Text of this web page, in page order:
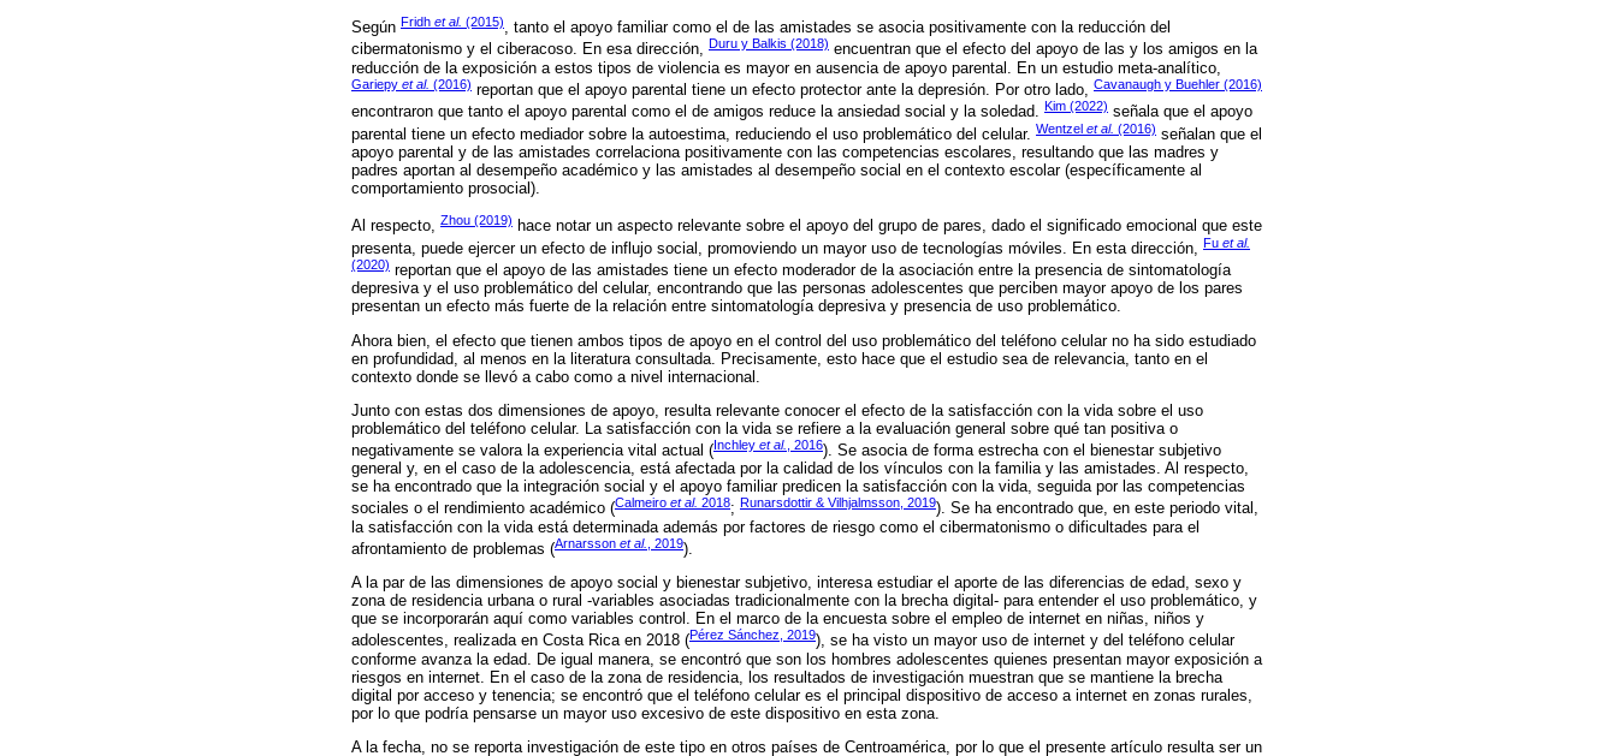
Según Fridh et al. (2015), tanto el apoyo familiar como el de las amistades se asocia positivamente con la reducción del
cibermatonismo y el ciberacoso. En esa dirección, Duru y Balkis (2018) encuentran que el efecto del apoyo de las y los amigos en la
reducción de la exposición a estos tipos de violencia es mayor en ausencia de apoyo parental. En un estudio meta-analítico,
Gariepy et al. (2016) reportan que el apoyo parental tiene un efecto protector ante la depresión. Por otro lado, Cavanaugh y Buehler (2016)
encontraron que tanto el apoyo parental como el de amigos reduce la ansiedad social y la soledad. Kim (2022) señala que el apoyo
parental tiene un efecto mediador sobre la autoestima, reduciendo el uso problemático del celular. Wentzel et al. (2016) señalan que el
apoyo parental y de las amistades correlaciona positivamente con las competencias escolares, resultando que las madres y
padres aportan al desempeño académico y las amistades al desempeño social en el contexto escolar (específicamente al
comportamiento prosocial).
Al respecto, Zhou (2019) hace notar un aspecto relevante sobre el apoyo del grupo de pares, dado el significado emocional que este
presenta, puede ejercer un efecto de influjo social, promoviendo un mayor uso de tecnologías móviles. En esta dirección, Fu et al.
(2020) reportan que el apoyo de las amistades tiene un efecto moderador de la asociación entre la presencia de sintomatología
depresiva y el uso problemático del celular, encontrando que las personas adolescentes que perciben mayor apoyo de los pares
presentan un efecto más fuerte de la relación entre sintomatología depresiva y presencia de uso problemático.
Ahora bien, el efecto que tienen ambos tipos de apoyo en el control del uso problemático del teléfono celular no ha sido estudiado
en profundidad, al menos en la literatura consultada. Precisamente, esto hace que el estudio sea de relevancia, tanto en el
contexto donde se llevó a cabo como a nivel internacional.
Junto con estas dos dimensiones de apoyo, resulta relevante conocer el efecto de la satisfacción con la vida sobre el uso
problemático del teléfono celular. La satisfacción con la vida se refiere a la evaluación general sobre qué tan positiva o
negativamente se valora la experiencia vital actual (Inchley et al. , 2016). Se asocia de forma estrecha con el bienestar subjetivo
general y, en el caso de la adolescencia, está afectada por la calidad de los vínculos con la familia y las amistades. Al respecto,
se ha encontrado que la integración social y el apoyo familiar predicen la satisfacción con la vida, seguida por las competencias
sociales o el rendimiento académico (Calmeiro et al. 2018; Runarsdottir & Vilhjalmsson, 2019). Se ha encontrado que, en este periodo vital,
la satisfacción con la vida está determinada además por factores de riesgo como el cibermatonismo o dificultades para el
afrontamiento de problemas (Arnarsson et al. , 2019).
A la par de las dimensiones de apoyo social y bienestar subjetivo, interesa estudiar el aporte de las diferencias de edad, sexo y
zona de residencia urbana o rural -variables asociadas tradicionalmente con la brecha digital- para entender el uso problemático, y
que se incorporarán aquí como variables control. En el marco de la encuesta sobre el empleo de internet en niñas, niños y
adolescentes, realizada en Costa Rica en 2018 (Pérez Sánchez, 2019), se ha visto un mayor uso de internet y del teléfono celular
conforme avanza la edad. De igual manera, se encontró que son los hombres adolescentes quienes presentan mayor exposición a
riesgos en internet. En el caso de la zona de residencia, los resultados de investigación muestran que se mantiene la brecha
digital por acceso y tenencia; se encontró que el teléfono celular es el principal dispositivo de acceso a internet en zonas rurales,
por lo que podría pensarse un mayor uso excesivo de este dispositivo en esta zona.
A la fecha, no se reporta investigación de este tipo en otros países de Centroamérica, por lo que el presente artículo resulta ser un